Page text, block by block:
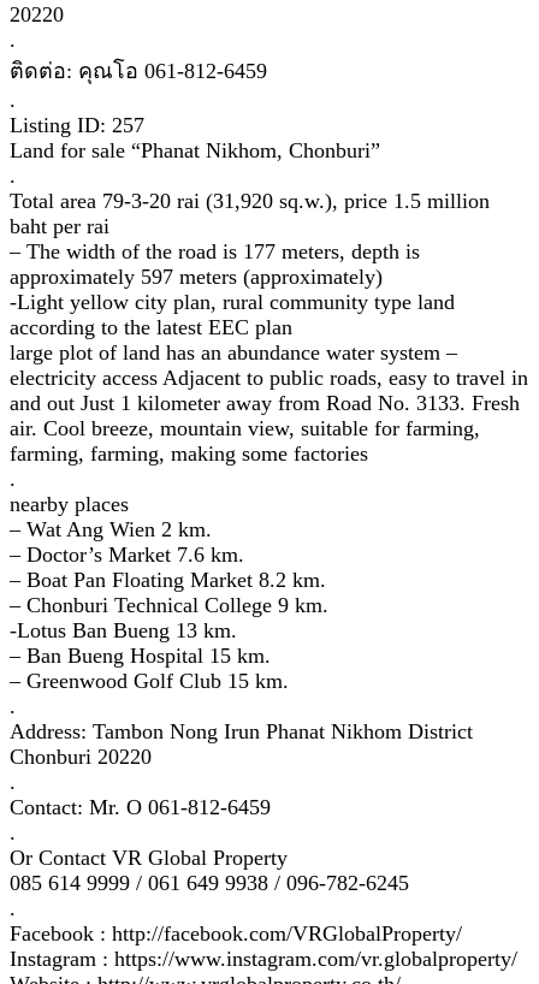
20220
.
ติดต่อ: คุณโอ 061-812-6459
.
Listing ID: 257
Land for sale “Phanat Nikhom, Chonburi”
.
Total area 79-3-20 rai (31,920 sq.w.), price 1.5 million
baht per rai
– The width of the road is 177 meters, depth is
approximately 597 meters (approximately)
-Light yellow city plan, rural community type land
according to the latest EEC plan
large plot of land has an abundance water system –
electricity access Adjacent to public roads, easy to travel in
and out Just 1 kilometer away from Road No. 3133. Fresh
air. Cool breeze, mountain view, suitable for farming,
farming, farming, making some factories
.
nearby places
– Wat Ang Wien 2 km.
– Doctor’s Market 7.6 km.
– Boat Pan Floating Market 8.2 km.
– Chonburi Technical College 9 km.
-Lotus Ban Bueng 13 km.
– Ban Bueng Hospital 15 km.
– Greenwood Golf Club 15 km.
.
Address: Tambon Nong Irun Phanat Nikhom District
Chonburi 20220
.
Contact: Mr. O 061-812-6459
.
Or Contact VR Global Property
085 614 9999 / 061 649 9938 / 096-782-6245
.
Facebook : http://facebook.com/VRGlobalProperty/
Instagram : https://www.instagram.com/vr.globalproperty/